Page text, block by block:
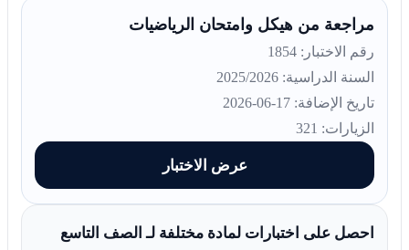
مراجعة من هيكل وامتحان الرياضيات
رقم الاختبار: 1854
السنة الدراسية: 2025/2026
تاريخ الإضافة: 17-06-2026
الزيارات: 321
عرض الاختبار
احصل على اختبارات لمادة مختلفة لـ الصف التاسع